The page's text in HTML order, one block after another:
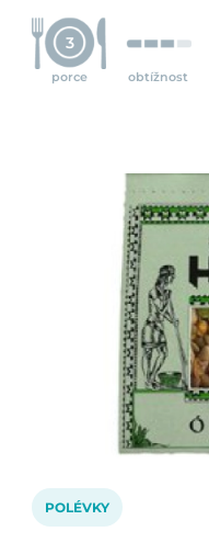
3
porce obtížnost
POLÉVKY